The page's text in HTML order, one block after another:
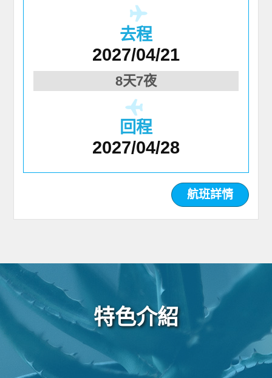
去程
2027/04/21
8天7夜
回程
2027/04/28
航班詳情
特色介紹